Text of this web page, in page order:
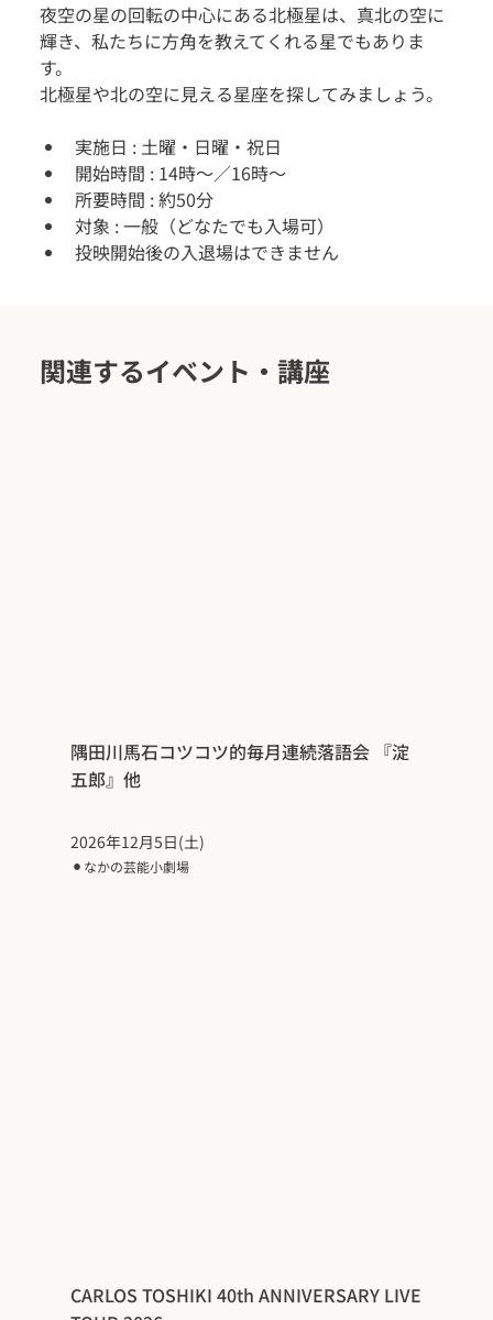
夜空の星の回転の中心にある北極星は、真北の空に
輝き、私たちに方角を教えてくれる星でもありま
す。
北極星や北の空に見える星座を探してみましょう。
実施日 : 土曜・日曜・祝日
開始時間 : 14時～／16時～
所要時間 : 約50分
対象 : 一般（どなたでも入場可）
投映開始後の入退場はできません
隅田川馬石コツコツ的毎月連続落語会 『淀
五郎』他
2026年12月5日(土)
なかの芸能小劇場
⚫︎
CARLOS TOSHIKI 40th ANNIVERSARY LIVE
関連するイベント・講座